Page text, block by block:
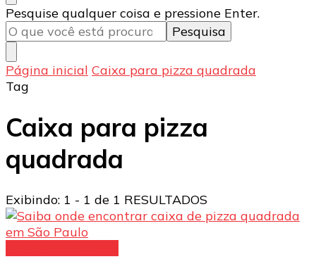
Procurando
algo?
Pesquise qualquer coisa e pressione Enter.
Página inicial Caixa para pizza quadrada
Tag
Caixa para pizza
quadrada
Exibindo: 1 - 1 de 1 RESULTADOS